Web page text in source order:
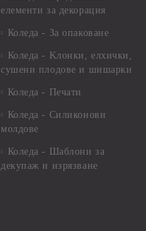
елементи за декорация
Коледа - За опаковане
Коледа - Kлонки, елхички,
сушени плодове и шишарки
Коледа - Печати
Коледа - Силиконови
молдове
Коледа - Шаблони за
декупаж и изрязване